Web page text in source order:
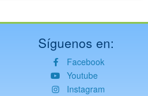
Síguenos en:
Facebook
Youtube
Instagram